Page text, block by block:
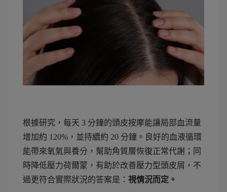
根據研究，每天 3 分鐘的頭皮按摩能讓局部血流量
增加約 120%，並持續約 20 分鐘。良好的血液循環
能帶來氧氣與養分，幫助角質層恢復正常代謝；同
時降低壓力荷爾蒙，有助於改善壓力型頭皮屑，不
過更符合實際狀況的答案是： 視情況而定。